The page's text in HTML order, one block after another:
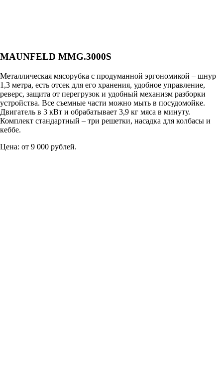
MAUNFELD MMG.3000S
Металлическая мясорубка с продуманной эргономикой – шнур
1,3 метра, есть отсек для его хранения, удобное управление,
реверс, защита от перегрузок и удобный механизм разборки
устройства. Все съемные части можно мыть в посудомойке.
Двигатель в 3 кВт и обрабатывает 3,9 кг мяса в минуту.
Комплект стандартный – три решетки, насадка для колбасы и
кеббе.
Цена: от 9 000 рублей.